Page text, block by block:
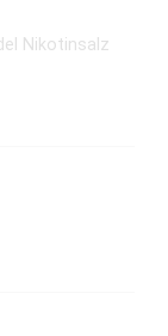
Nikotinsalz